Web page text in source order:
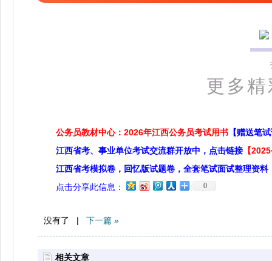
更多
公务员教材中心：2026年江西公务员考试用书 【赠送笔
江西省考、事业单位考试交流群开放中，点击链接 【
江西省考模拟卷，回忆版试题卷，全套笔试面试整理资料
点击分享此信息：
0
没有了 | 下一篇 »
相关文章